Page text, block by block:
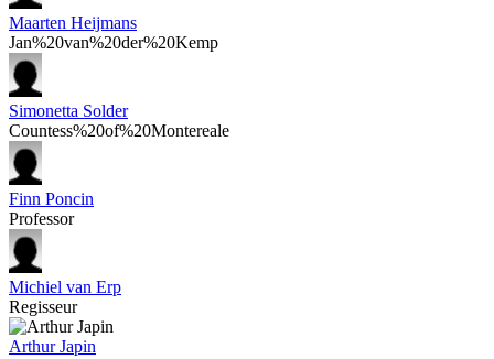
Maarten Heijmans
Jan%20van%20der%20Kemp
Simonetta Solder
Countess%20of%20Montereale
Finn Poncin
Professor
Michiel van Erp
Regisseur
Arthur Japin